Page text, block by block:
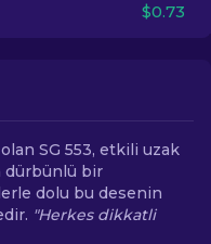
$0.73
SG 553, etkili uzak
dürbünlü bir
dolu bu desenin
"Herkes dikkatli